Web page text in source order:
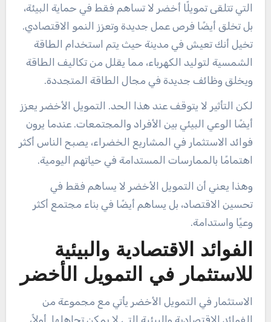
التي تتلقى تمويلًا أخضر لا تساهم فقط في حماية البيئة،
بل تخلق أيضًا فرص عمل جديدة وتعزز النمو الاقتصادي.
تخيل أنك تعيش في مدينة حيث يتم استخدام الطاقة
الشمسية لتوليد الكهرباء، مما يقلل من تكاليف الطاقة
ويخلق وظائف جديدة في مجال الطاقة المتجددة.
لكن التأثير لا يتوقف عند هذا الحد. التمويل الأخضر يعزز
أيضًا الوعي البيئي بين الأفراد والمجتمعات. عندما يرون
فوائد الاستثمار في المشاريع الخضراء، يصبح الناس أكثر
اهتمامًا بالممارسات المستدامة في حياتهم اليومية.
وهذا يعني أن التمويل الأخضر لا يساهم فقط في
تحسين الاقتصاد، بل يساهم أيضًا في بناء مجتمع أكثر
وعيًا واستدامة.
الفوائد الاقتصادية والبيئية
للاستثمار في التمويل الأخضر
الاستثمار في التمويل الأخضر يأتي مع مجموعة من